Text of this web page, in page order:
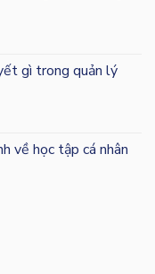
gì trong quản lý
về học tập cá nhân